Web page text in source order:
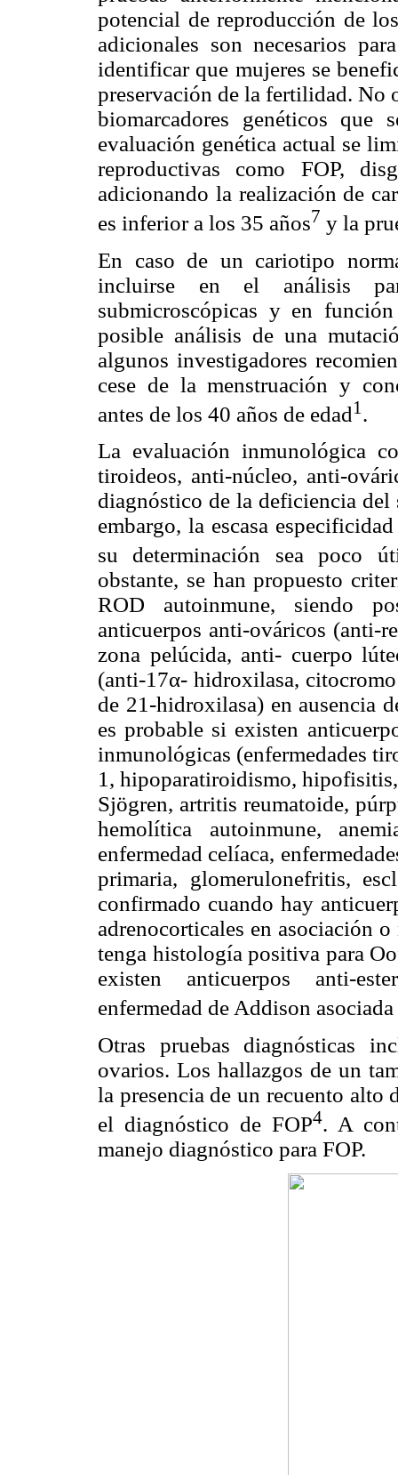
potencial de reproducción de
adicionales son necesarios
identificar que mujeres se
preservación de la fertilidad. No
biomarcadores genéticos que
evaluación genética actual se
reproductivas como FOP,
adicionando la realización de
es inferior a los 35 años7 y la
En caso de un cariotipo
incluirse en el análisis
submicroscópicas y en
posible análisis de una
algunos investigadores
cese de la menstruación y
antes de los 40 años de edad1 .
La evaluación inmunológica
tiroideos, anti-núcleo, anti-
diagnóstico de la deficiencia
embargo, la escasa
su determinación sea poco
obstante, se han propuesto
ROD autoinmune, siendo
anticuerpos anti-ováricos (anti-
zona pelúcida, anti- cuerpo
(anti-17α- hidroxilasa,
de 21-hidroxilasa) en ausencia
es probable si existen
inmunológicas (enfermedades
1, hipoparatiroidismo,
Sjögren, artritis reumatoide,
hemolítica autoinmune,
enfermedad celíaca,
primaria, glomerulonefritis,
confirmado cuando hay
adrenocorticales en asociación
tenga histología positiva para
existen anticuerpos anti-
enfermedad de Addison
Otras pruebas diagnósticas
ovarios. Los hallazgos de un
la presencia de un recuento alto
el diagnóstico de FOP4. A
manejo diagnóstico para FOP.